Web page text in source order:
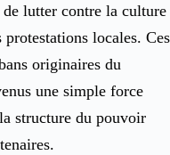
lutter contre la culture
locales. Ces
originaires du
une simple force
structure du pouvoir